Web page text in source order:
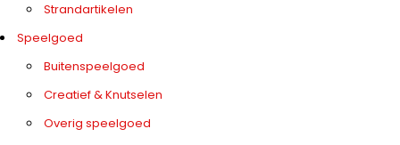
Strandartikelen
Speelgoed
Buitenspeelgoed
Creatief & Knutselen
Overig speelgoed